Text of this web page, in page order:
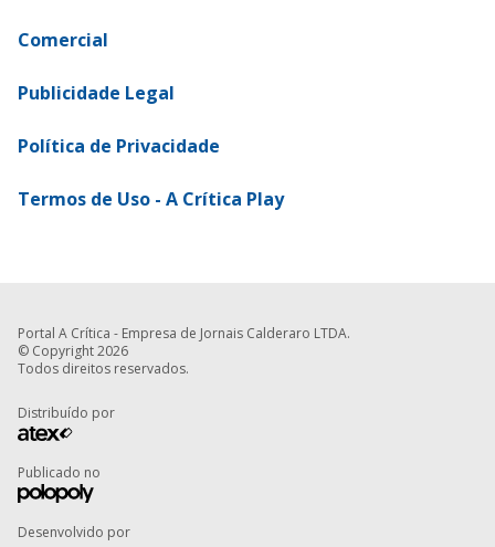
Comercial
Publicidade Legal
Política de Privacidade
Termos de Uso - A Crítica Play
Portal A Crítica - Empresa de Jornais Calderaro LTDA.
© Copyright 2026
Todos direitos reservados.
Distribuído por
Publicado no
Desenvolvido por